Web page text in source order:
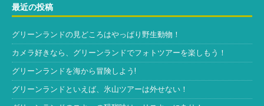
最近の投稿
グリーンランドの見どころはやっぱり野生動物！
カメラ好きなら、グリーンランドでフォトツアーを楽しもう！
グリーンランドを海から冒険しよう!
グリーンランドといえば、氷山ツアーは外せない！